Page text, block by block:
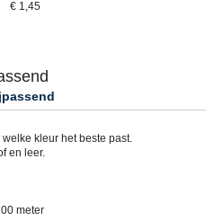
€ 1,45
kleur het beste past.
en leer.
meter